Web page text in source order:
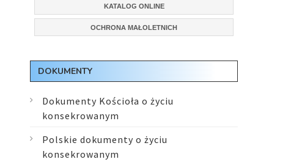
KATALOG ONLINE
OCHRONA MAŁOLETNICH
DOKUMENTY
Dokumenty Kościoła o życiu
konsekrowanym
Polskie dokumenty o życiu
konsekrowanym